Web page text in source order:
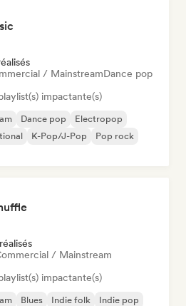
/ MainstreamDance pop
impactante(s)
Dance pop
Electropop
K-Pop/J-Pop
Pop rock
/ Mainstream
impactante(s)
Blues Indie folk
Indie pop